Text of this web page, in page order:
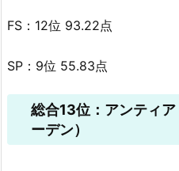
FS：12位 93.22点
SP：9位 55.83点
総合13位：アンティ
ーデン）